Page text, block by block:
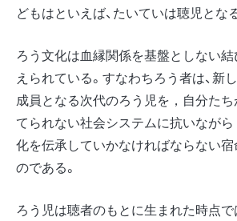
どもはといえば、たいていは聴児となる
ろう文化は血縁関係を基盤としない
えられている。すなわちろう者は、新
成員となる次代のろう児を，自分た
てられない社会システムに抗いなが
化を伝承していかなければならない
のである。
ろう児は聴者のもとに生まれた時点で